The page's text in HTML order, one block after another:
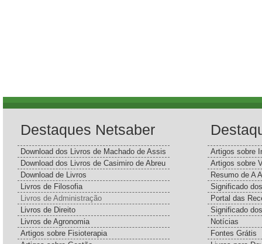
Destaques Netsaber
Download dos Livros de Machado de Assis
Download dos Livros de Casimiro de Abreu
Download de Livros
Livros de Filosofia
Livros de Administração
Livros de Direito
Livros de Agronomia
Artigos sobre Fisioterapia
Artigos sobre
Artigos sobre
Resumo de A
Significado
Portal das
Significado
Notícias
Fontes Grátis